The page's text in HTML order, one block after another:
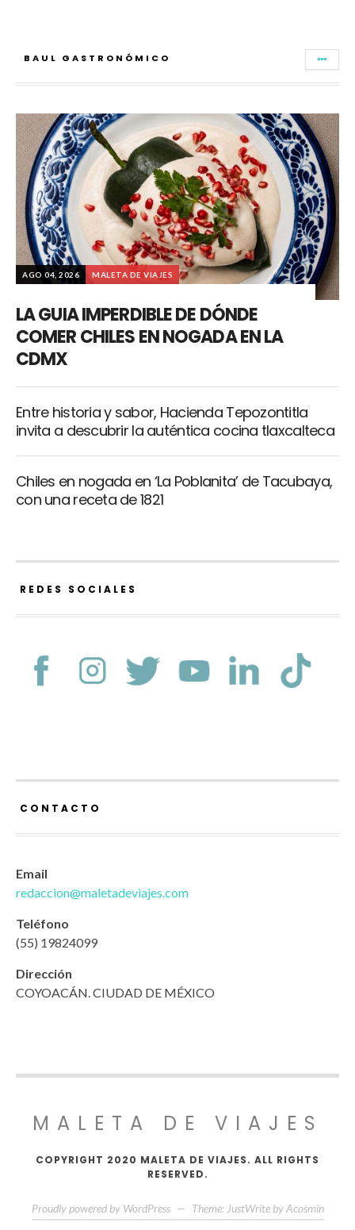
BAUL GASTRONÓMICO
AGO 04, 2026 MALETA DE VIAJES
LA GUIA IMPERDIBLE DE DÓNDE
COMER CHILES EN NOGADA EN LA
CDMX
Entre historia y sabor, Hacienda Tepozontitla
invita a descubrir la auténtica cocina tlaxcalteca
Chiles en nogada en ‘La Poblanita’ de Tacubaya,
con una receta de 1821
REDES SOCIALES
CONTACTO
Email
redaccion@maletadeviajes.com
Teléfono
(55) 19824099
Dirección
COYOACÁN. CIUDAD DE MÉXICO
MALETA DE VIAJES
COPYRIGHT 2020 MALETA DE VIAJES. ALL RIGHTS
RESERVED.
Proudly powered by WordPress — Theme: JustWrite by Acosmin